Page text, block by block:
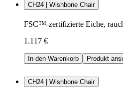
CH24 | Wishbone Chair
FSC™-zertifizierte Eiche,
1.117 €
In den Warenkorb Produkt
CH24 | Wishbone Chair